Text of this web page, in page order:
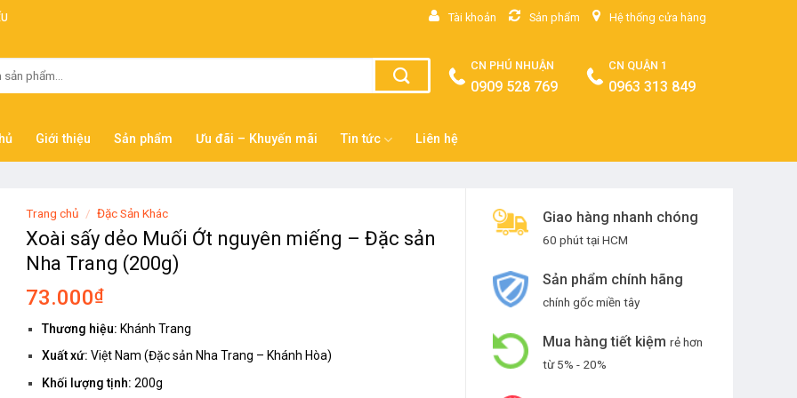
Tài khoản Sản phẩm Hệ thống cửa hàng
CN PHÚ NHUẬN
0909 528 769
CN QUẬN 1
0963 313 849
Giới thiệu Sản phẩm Ưu đãi – Khuyến mãi Tin tức Liên hệ
Giao hàng nhanh chóng
60 phút tại HCM
Sản phẩm chính hãng
chính gốc miền tây
Mua hàng tiết kiệm rẻ hơn
từ 5% - 20%
Trang chủ / Đặc Sản Khác
Xoài sấy dẻo Muối Ớt nguyên miếng – Đặc sản
Nha Trang (200g)
73.000₫
Thương hiệu: Khánh Trang
Xuất xứ: Việt Nam (Đặc sản Nha Trang – Khánh Hòa)
Khối lượng tịnh: 200g